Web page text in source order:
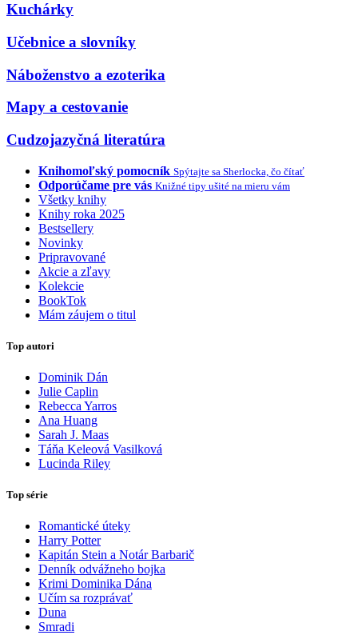
Kuchárky
Učebnice a slovníky
Náboženstvo a ezoterika
Mapy a cestovanie
Cudzojazyčná literatúra
Knihomoľský pomocník Spýtajte sa Sherlocka, čo čítať
Odporúčame pre vás Knižné tipy ušité na mieru vám
Všetky knihy
Knihy roka 2025
Bestsellery
Novinky
Pripravované
Akcie a zľavy
Kolekcie
BookTok
Mám záujem o titul
Top autori
Dominik Dán
Julie Caplin
Rebecca Yarros
Ana Huang
Sarah J. Maas
Táňa Keleová Vasilková
Lucinda Riley
Top série
Romantické úteky
Harry Potter
Kapitán Stein a Notár Barbarič
Denník odvážneho bojka
Krimi Dominika Dána
Učím sa rozprávať
Duna
Smradi